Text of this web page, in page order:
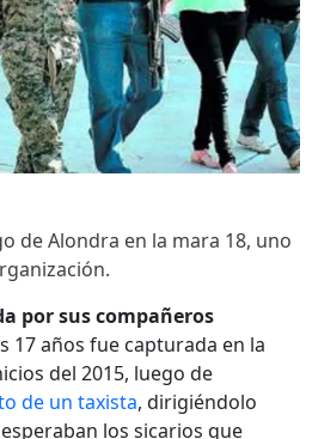
de Alondra en la mara 18, uno
por sus compañeros
17 años fue capturada en la
del 2015, luego de
de un taxista, dirigiéndolo
los sicarios que